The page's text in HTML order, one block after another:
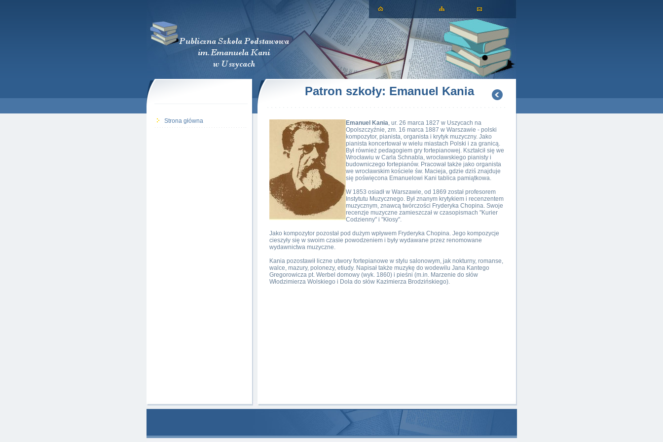
Strona główna
Patron szkoły: Emanuel Kania
Emanuel Kania, ur. 26 marca 1827 w Uszycach na
Opolszczyźnie, zm. 16 marca 1887 w Warszawie - polski
kompozytor, pianista, organista i krytyk muzyczny. Jako
pianista koncertował w wielu miastach Polski i za granicą.
Był również pedagogiem gry fortepianowej. Kształcił się we
Wrocławiu w Carla Schnabla, wrocławskiego pianisty i
budowniczego fortepianów. Pracował także jako organista
we wrocławskim kościele św. Macieja, gdzie dziś znajduje
się poświęcona Emanuelowi Kani tablica pamiątkowa.
W 1853 osiadł w Warszawie, od 1869 został profesorem
Instytutu Muzycznego. Był znanym krytykiem i recenzentem
muzycznym, znawcą twórczości Fryderyka Chopina. Swoje
recenzje muzyczne zamieszczał w czasopismach "Kurier
Codzienny" i "Kłosy".
Jako kompozytor pozostał pod dużym wpływem Fryderyka Chopina. Jego kompozycje
cieszyły się w swoim czasie powodzeniem i były wydawane przez renomowane
wydawnictwa muzyczne.
Kania pozostawił liczne utwory fortepianowe w stylu salonowym, jak nokturny, romanse,
walce, mazury, polonezy, etiudy. Napisał także muzykę do wodewilu Jana Kantego
Gregorowicza pt. Werbel domowy (wyk. 1860) i pieśni (m.in. Marzenie do słów
Włodzimierza Wolskiego i Dola do słów Kazimierza Brodzińskiego).